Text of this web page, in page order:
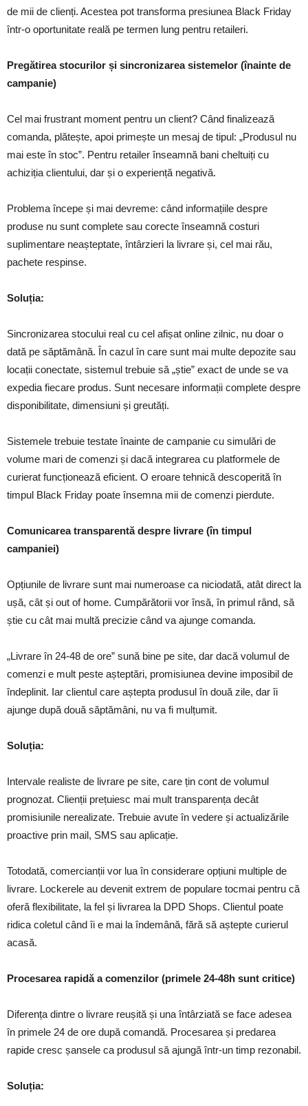
de mii de clienți. Acestea pot transforma presiunea Black Friday
într-o oportunitate reală pe termen lung pentru retaileri.
Pregătirea stocurilor și sincronizarea sistemelor (înainte de
campanie)
Cel mai frustrant moment pentru un client? Când finalizează
comanda, plătește, apoi primește un mesaj de tipul: „Produsul nu
mai este în stoc”. Pentru retailer înseamnă bani cheltuiți cu
achiziția clientului, dar și o experiență negativă.
Problema începe și mai devreme: când informațiile despre
produse nu sunt complete sau corecte înseamnă costuri
suplimentare neașteptate, întârzieri la livrare și, cel mai rău,
pachete respinse.
Soluția:
Sincronizarea stocului real cu cel afișat online zilnic, nu doar o
dată pe săptămână. În cazul în care sunt mai multe depozite sau
locații conectate, sistemul trebuie să „știe” exact de unde se va
expedia fiecare produs. Sunt necesare informații complete despre
disponibilitate, dimensiuni și greutăți.
Sistemele trebuie testate înainte de campanie cu simulări de
volume mari de comenzi și dacă integrarea cu platformele de
curierat funcționează eficient. O eroare tehnică descoperită în
timpul Black Friday poate însemna mii de comenzi pierdute.
Comunicarea transparentă despre livrare (în timpul
campaniei)
Opțiunile de livrare sunt mai numeroase ca niciodată, atât direct la
ușă, cât și out of home. Cumpărătorii vor însă, în primul rând, să
știe cu cât mai multă precizie când va ajunge comanda.
„Livrare în 24-48 de ore” sună bine pe site, dar dacă volumul de
comenzi e mult peste așteptări, promisiunea devine imposibil de
îndeplinit. Iar clientul care aștepta produsul în două zile, dar îi
ajunge după două săptămâni, nu va fi mulțumit.
Soluția:
Intervale realiste de livrare pe site, care țin cont de volumul
prognozat. Clienții prețuiesc mai mult transparența decât
promisiunile nerealizate. Trebuie avute în vedere și actualizările
proactive prin mail, SMS sau aplicație.
Totodată, comercianții vor lua în considerare opțiuni multiple de
livrare. Lockerele au devenit extrem de populare tocmai pentru că
oferă flexibilitate, la fel și livrarea la DPD Shops. Clientul poate
ridica coletul când îi e mai la îndemână, fără să aștepte curierul
acasă.
Procesarea rapidă a comenzilor (primele 24-48h sunt critice)
Diferența dintre o livrare reușită și una întârziată se face adesea
în primele 24 de ore după comandă. Procesarea și predarea
rapide cresc șansele ca produsul să ajungă într-un timp rezonabil.
Soluția: